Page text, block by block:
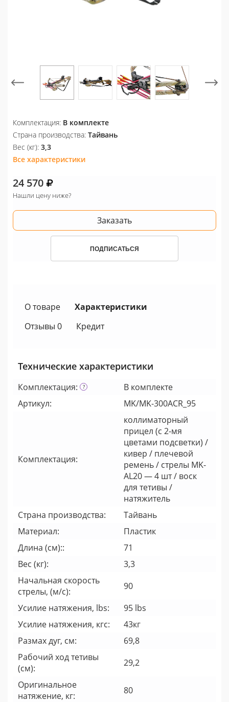
Комплектация: В комплекте
Страна производства: Тайвань
Вес (кг): 3,3
Все характеристики
24 570
Нашли цену ниже?
Заказать
ПОДПИСАТЬСЯ
О товаре
Характеристики
Отзывы 0
Кредит
Технические характеристики
Комплектация:
В комплекте
Артикул:
MK/MK-300ACR_95
Комплектация:
коллиматорный
прицел (c 2-мя
цветами подсветки) /
кивер / плечевой
ремень / стрелы MK-
AL20 — 4 шт / воск
для тетивы /
натяжитель
Страна производства:
Тайвань
Материал:
Пластик
Длина (см)::
71
Вес (кг):
3,3
Начальная скорость
стрелы, (м/с):
90
Усилие натяжения, lbs:
95 lbs
Усилие натяжения, кгс:
43кг
Размах дуг, см:
69,8
Рабочий ход тетивы
(см):
29,2
Оригинальное
натяжение, кг:
80